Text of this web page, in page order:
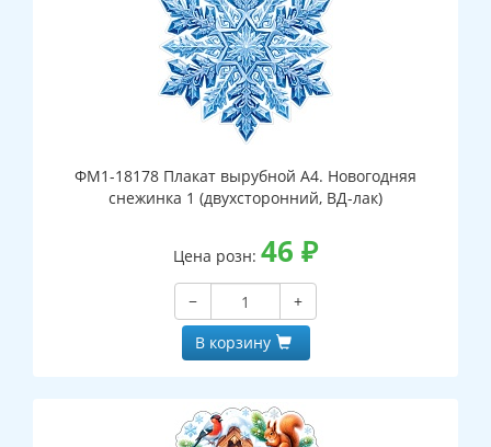
ФМ1-18178 Плакат вырубной А4. Новогодняя
снежинка 1 (двухсторонний, ВД-лак)
Цена розн: 46 ₽
−
+
В корзину